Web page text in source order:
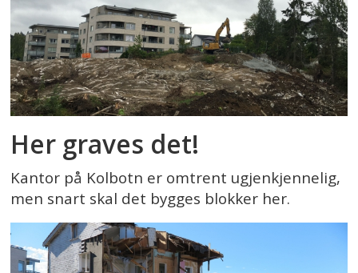
Her graves det!
Kantor på Kolbotn er omtrent ugjenkjennelig,
men snart skal det bygges blokker her.